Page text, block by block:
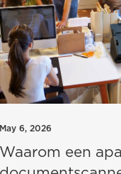
May 6, 2026
Waarom een